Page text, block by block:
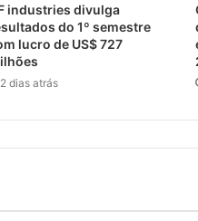
industries divulga
do 1º semestre
lucro de US$ 727
2 dias atrás